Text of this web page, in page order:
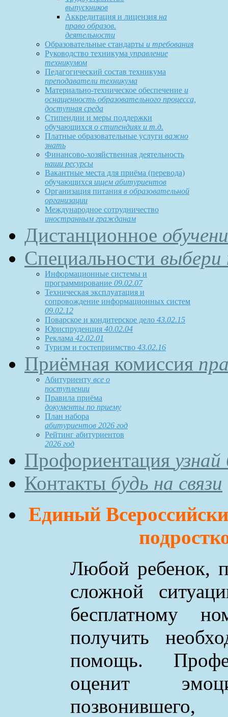
выпускников
Аккредитация и лицензия на
право образов.
деятельности
Образовательные стандарты и требования
Руководство техникума управление
техникумом
Педагогический состав техникума
преподаватели техникума
Материально-техническое обеспечение и
оснащенность образовательного процесса,
доступная среда
Стипендии и меры поддержки
обучающихся о стипендиях и т.д.
Платные образовательные услуги важно
знать
Финансово-хозяйственная деятельность
наши ресурсы
Вакантные места для приёма (перевода)
обучающихся ищем абитуриентов
Организация питания в образовательной
организации
Международное сотрудничество
иностранным гражданам
Дистанционное
Специальности выбери
Информационные системы и
программирование 09.02.07
Техническая эксплуатация и
сопровождение информационных систем
09.02.12
Поварское и кондитерское дело 43.02.15
Юриспруденция 40.02.04
Реклама 42.02.01
Туризм и гостеприимство 43.02.16
Приёмная комиссия
Абитуриенту все о
поступлении
Правила приёма
документы по приему
План набора
абитуриентов 2026 год
Рейтинг абитуриентов
2026 год
Профориентация
Контакты будь на связи
Единый
Любой ребенок,
сложной
бесплатному
получить
помощь.
оценит